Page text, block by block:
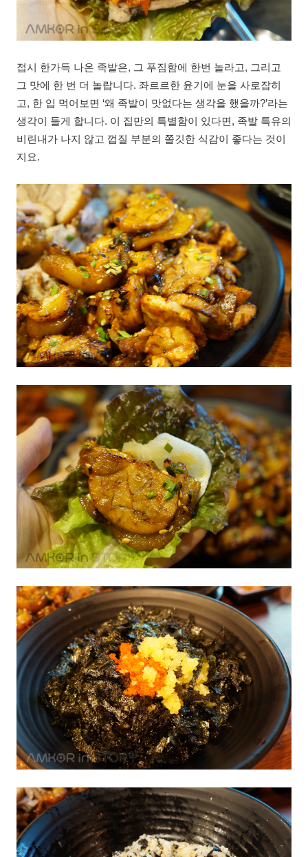
접시 한가득 나온 족발은, 그 푸짐함에 한번 놀라고, 그리고
그 맛에 한 번 더 놀랍니다. 좌르르한 윤기에 눈을 사로잡히
고, 한 입 먹어보면 ‘왜 족발이 맛없다는 생각을 했을까?’라는
생각이 들게 합니다. 이 집만의 특별함이 있다면, 족발 특유의
비린내가 나지 않고 껍질 부분의 쫄깃한 식감이 좋다는 것이
지요.